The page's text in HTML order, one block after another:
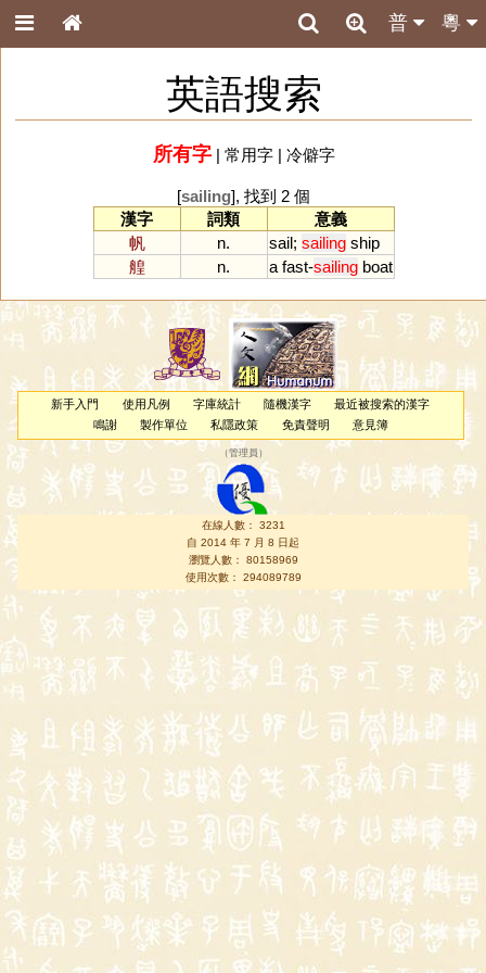
粵
普
英語搜索
所有字| 常用字| 冷僻字
[sailing], 找到 2 個
漢字
詞類
意義
帆
n. sail; sailing ship
艎
n. a fast-sailing boat
新手入門 使用凡例 字庫統計 隨機漢字
最近被搜索的漢字
鳴謝
製作單位 私隱政策 免責聲明 意見簿
（管理員 ）
在線人數： 3231
自 2014 年 7 月 8 日起
瀏覽人數： 80158969
使用次數： 294089789